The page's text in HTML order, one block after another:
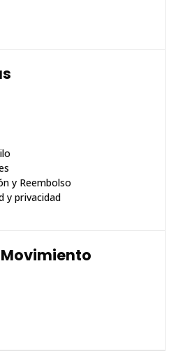
y Reembolso
y privacidad